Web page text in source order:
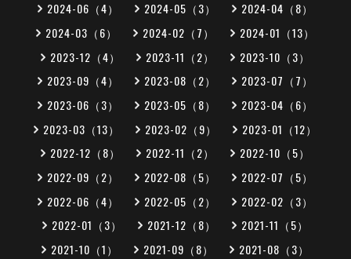
2024-06（4）
2024-05（3）
2024-04（8）
2024-03（6）
2024-02（7）
2024-01（13）
2023-12（4）
2023-11（2）
2023-10（3）
2023-09（4）
2023-08（2）
2023-07（7）
2023-06（3）
2023-05（8）
2023-04（6）
2023-03（13）
2023-02（9）
2023-01（12）
2022-12（8）
2022-11（2）
2022-10（5）
2022-09（2）
2022-08（5）
2022-07（5）
2022-06（4）
2022-05（2）
2022-02（3）
2022-01（3）
2021-12（8）
2021-11（5）
2021-10（1）
2021-09（8）
2021-08（3）